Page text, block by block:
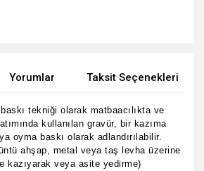
Yorumlar Taksit Seçenekleri
tekniği olarak matbaacılıkta ve
kullanılan gravür, bir kazıma
oyma baskı olarak adlandırılabilir.
ahşap, metal veya taş levha üzerine
kazıyarak veya asite yedirme)